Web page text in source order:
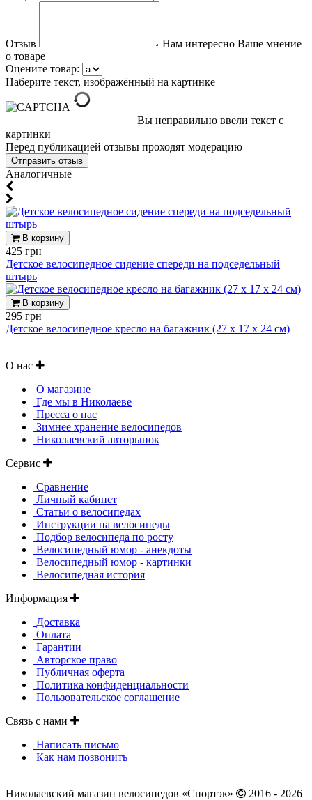
Отзыв
Нам интересно Ваше мнение
о товаре
Оцените товар:
Наберите текст, изображённый на картинке
Вы неправильно ввели текст с
картинки
Перед публикацией отзывы проходят модерацию
Аналогичные
В корзину
425 грн
Детское велосипедное сидение спереди на подседельный
штырь
В корзину
295 грн
Детское велосипедное кресло на багажник (27 х 17 х 24 см)
О нас
О магазине
Где мы в Николаеве
Пресса о нас
Зимнее хранение велосипедов
Николаевский авторынок
Сервис
Сравнение
Личный кабинет
Статьи о велосипедах
Инструкции на велосипеды
Подбор велосипеда по росту
Велосипедный юмор - анекдоты
Велосипедный юмор - картинки
Велосипедная история
Информация
Доставка
Оплата
Гарантии
Авторское право
Публичная оферта
Политика конфиденциальности
Пользовательское соглашение
Связь с нами
Написать письмо
Как нам позвонить
Николаевский магазин велосипедов «Спортэк»
2016 - 2026